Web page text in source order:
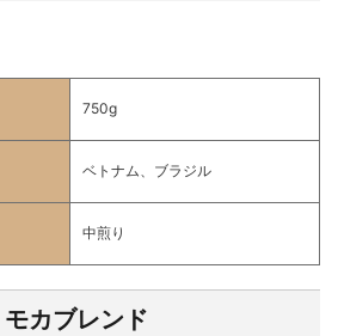
750g
ベトナム、ブラジル
中煎り
モカブレンド